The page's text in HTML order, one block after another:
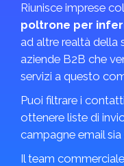
Riunisce imprese
poltrone per
ad altre realtà della
aziende B2B che
servizi a questo
Puoi filtrare i
ottenere liste di
campagne email
Il team